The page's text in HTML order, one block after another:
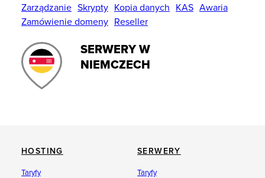
Zarządzanie Skrypty Kopia danych KAS Awaria
Zamówienie domeny Reseller
SERWERY W
NIEMCZECH
HOSTING
Taryfy
SERWERY
Taryfy